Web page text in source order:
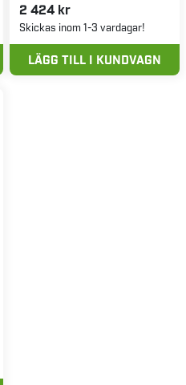
2 424 kr
Skickas inom 1-3 vardagar!
LÄGG TILL I KUNDVAGN